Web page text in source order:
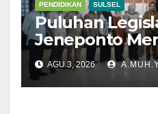
PENDIDIKAN SULSEL
Puluhan
Jeneponto
Disdik Sulsel
AGU 3, 2026